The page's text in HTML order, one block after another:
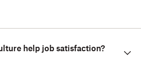
help job satisfaction?